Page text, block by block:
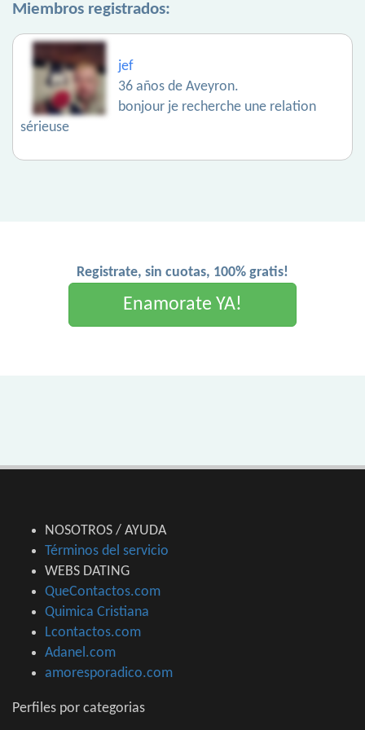
Miembros registrados:
jef
36 años de Aveyron.
bonjour je recherche une relation
sérieuse
Registrate, sin cuotas, 100% gratis!
Enamorate YA!
NOSOTROS / AYUDA
Términos del servicio
WEBS DATING
QueContactos.com
Quimica Cristiana
Lcontactos.com
Adanel.com
amoresporadico.com
Perfiles por categorias